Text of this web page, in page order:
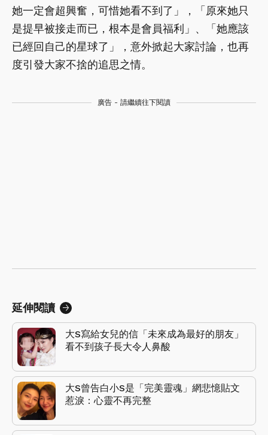
她一定會超興奮，可惜她看不到了」，「原來她只
是提早被接走而已，根本是會員福利」、「她應該
已經回自己的星球了」，意外掀起大家討論，也再
度引發大家不捨的追思之情。
廣告 - 請繼續往下閱讀
延伸閱讀
大S寫給女兒的信「未來成為最好的朋友」
看不到孩子長大令人鼻酸
大S曾告白小S是「完美靈魂」網悲憶貼文
惹淚：心靈不再完整